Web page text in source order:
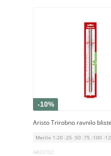
-10%
Aristo Trirobno ravnilo
Merilo 1:20 :25 :50 :75 :100
AR23702